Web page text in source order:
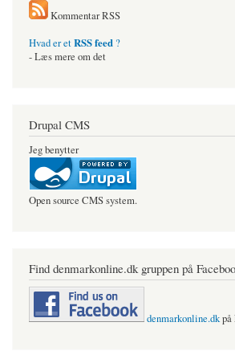
Kommentar RSS
Hvad er etRSS feed ?
- Læs mere om det
Drupal CMS
Jeg benytter
Open source CMS system.
Find denmarkonline.dk gruppen på
denmarkonline.dkpå